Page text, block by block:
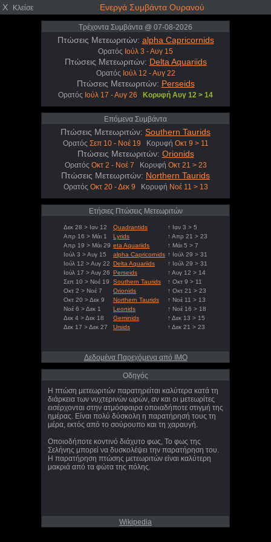
X Κλείσε Ενεργά Συμβάντα Ουρανού
Τρέχοντα Συμβάντα @ 07-08-2026
Πτώσεις Μετεωριτών: alpha Capricornids
Ορατός Ιούλ 3 - Αυγ 15
Πτώσεις Μετεωριτών: Delta Aquariids
Ορατός Ιούλ 12 - Αυγ 22
Πτώσεις Μετεωριτών: Perseids
Ορατός Ιούλ 17 - Αυγ 26 Κορυφή Αυγ 12 > 14
Επόμενα Συμβάντα
Πτώσεις Μετεωριτών: Southern Taurids
Ορατός Σεπ 10 - Νοέ 19 Κορυφή Οκτ 9 > 11
Πτώσεις Μετεωριτών: Orionids
Ορατός Οκτ 2 - Νοέ 7 Κορυφή Οκτ 21 > 23
Πτώσεις Μετεωριτών: Northern Taurids
Ορατός Οκτ 20 - Δεκ 9 Κορυφή Νοέ 11 > 13
Ετήσιες Πτώσεις Μετεωριτών
Δεκ 28 > Ιαν 12 Quadrantids
↑ Ιαν 3 > 5
Απρ 16 > Μάι 1
Lyrids
↑ Απρ 21 > 23
Απρ 19 > Μάι 29 eta Aquariids
↑ Μάι 5 > 7
Ιούλ 3 > Αυγ 15
alpha Capricornids ↑ Ιούλ 29 > 31
Ιούλ 12 > Αυγ 22 Delta Aquariids
↑ Ιούλ 29 > 31
Ιούλ 17 > Αυγ 26 Perseids
↑ Αυγ 12 > 14
Σεπ 10 > Νοέ 19
Southern Taurids
↑ Οκτ 9 > 11
Οκτ 2 > Νοέ 7
Orionids
↑ Οκτ 21 > 23
Οκτ 20 > Δεκ 9
Northern Taurids
↑ Νοέ 11 > 13
Νοέ 6 > Δεκ 1
Leonids
↑ Νοέ 16 > 18
Δεκ 4 > Δεκ 18
Geminids
↑ Δεκ 13 > 15
Δεκ 17 > Δεκ 27
Ursids ↑ Δεκ 21 > 23
Δεδομένα Παρεχόμενα από IMO
Οδηγός
Η πτώση μετεωριτών παρατηρείται καλύτερα κατά τη
διάρκεια των νυχτερινών ωρών, αν και οι μετεωρίτες
εισέρχονται στην ατμόσφαιρα οποιαδήποτε στιγμή της
ημέρας. Είναι πολύ δύσκολη η παρατήρησή τους τη
μέρα, εκτός από το σούρουπο και τη χαραυγή.
Οποιοδήποτε κοντινό διάχυτο φως, Το φως της
Σελήνης μπορεί να δυσκολέψει την παρατήρηση του.
Η παρατήρηση πτώσης μετεωριτών είναι καλύτερη
μακριά από τα φώτα της πόλης.
Wikipedia